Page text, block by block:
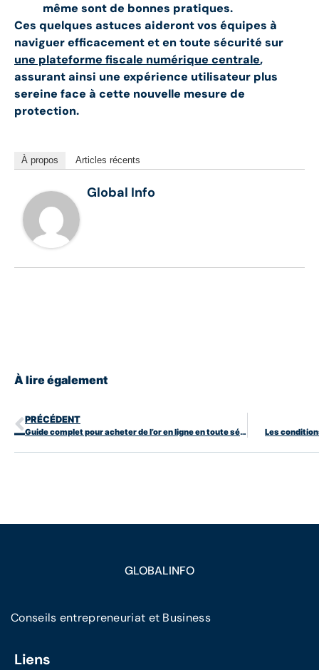
même sont de bonnes pratiques.
Ces quelques astuces aideront vos équipes à
naviguer efficacement et en toute sécurité sur
une plateforme fiscale numérique centrale,
assurant ainsi une expérience utilisateur plus
sereine face à cette nouvelle mesure de
protection.
À propos Articles récents
Global Info
À lire également
PRÉCÉDENT
Guide complet pour acheter de l’or en ligne en toute sécurité Les
GLOBALINFO
Conseils entrepreneuriat et Business
Liens